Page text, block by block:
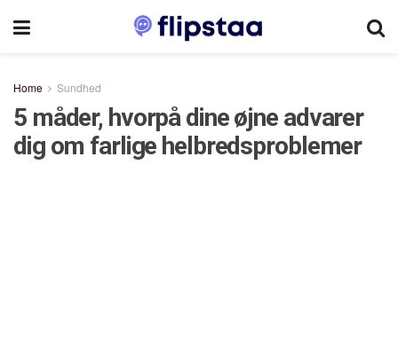
Home Sundhed
5 måder, hvorpå dine øjne advarer
dig om farlige helbredsproblemer